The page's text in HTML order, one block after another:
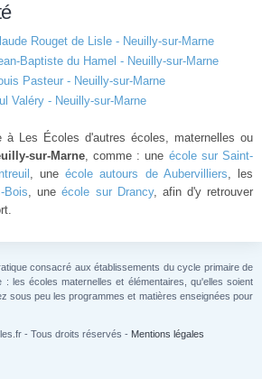
Rouget de Lisle - Neuilly-sur-Marne
Baptiste du Hamel - Neuilly-sur-Marne
Pasteur - Neuilly-sur-Marne
Valéry - Neuilly-sur-Marne
à Les Écoles d'autres écoles, maternelles ou
sur-Marne, comme : une école sur Saint-
, uneécole autours de Aubervilliers, les
Bois, uneécole sur Drancy, afin d'y retrouver
consacré aux établissements du cycle primaire de
: les écoles maternelles et élémentaires, qu'elles soient
sous peu les programmes et matières enseignées pour
- Tous droits réservés - Mentions légales